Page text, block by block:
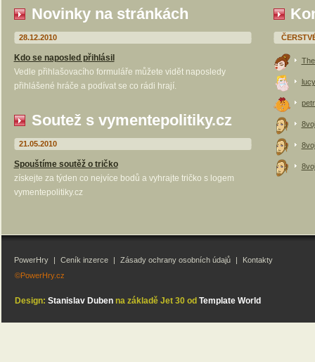
Novinky na stránkách
28.12.2010
Kdo se naposled přihlásil
Vedle přihlašovacího formuláře můžete vidět naposledy
přihlášené hráče a podívat se co rádi hrají.
Soutež s vymentepolitiky.cz
21.05.2010
Spouštíme soutěž o tričko
získejte za týden co nejvíce bodů a vyhrajte tričko s logem
vymentepolitiky.cz
PowerHry | Ceník inzerce | Zásady ochrany osobních údajů |
Kontakty
©PowerHry.cz
Design: Stanislav Dubenna základě Jet 30 od Template World